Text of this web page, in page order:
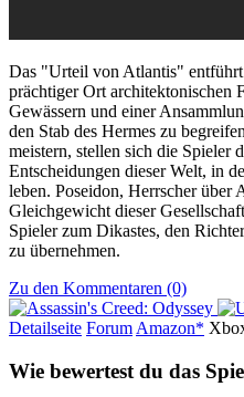
Das "Urteil von Atlantis"
prächtiger Ort architektonischen
Gewässern und einer
den Stab des Hermes zu
meistern, stellen sich die Spieler
Entscheidungen dieser Welt, in
leben. Poseidon, Herrscher
Gleichgewicht dieser
Spieler zum Dikastes, den
zu übernehmen.
Zu den Kommentaren (0)
Detailseite Forum Amazon*
Wie bewertest du das